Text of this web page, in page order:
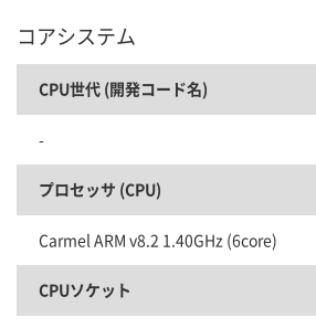
コアシステム
CPU世代 (開発コード名)
-
プロセッサ (CPU)
Carmel ARM v8.2 1.40GHz (6core)
CPUソケット